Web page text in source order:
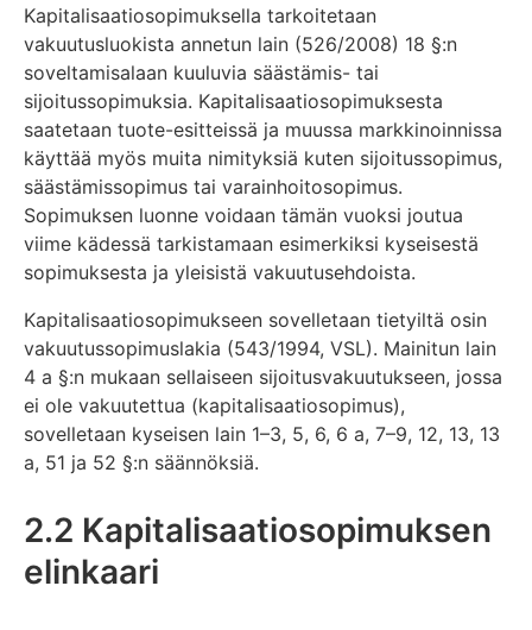
Kapitalisaatiosopimuksella tarkoitetaan
vakuutusluokista annetun lain (526/2008) 18 §:n
soveltamisalaan kuuluvia säästämis- tai
sijoitussopimuksia. Kapitalisaatiosopimuksesta
saatetaan tuote-esitteissä ja muussa markkinoinnissa
käyttää myös muita nimityksiä kuten sijoitussopimus,
säästämissopimus tai varainhoitosopimus.
Sopimuksen luonne voidaan tämän vuoksi joutua
viime kädessä tarkistamaan esimerkiksi kyseisestä
sopimuksesta ja yleisistä vakuutusehdoista.
Kapitalisaatiosopimukseen sovelletaan tietyiltä osin
vakuutussopimuslakia (543/1994, VSL). Mainitun lain
4 a §:n mukaan sellaiseen sijoitusvakuutukseen, jossa
ei ole vakuutettua (kapitalisaatiosopimus),
sovelletaan kyseisen lain 1–3, 5, 6, 6 a, 7–9, 12, 13, 13
a, 51 ja 52 §:n säännöksiä.
2.2 Kapitalisaatiosopimuksen
elinkaari